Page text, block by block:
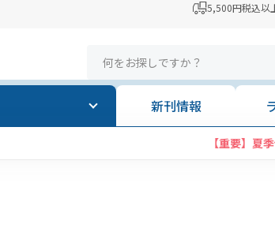
5,500円税込以
新刊情報
【重要】夏